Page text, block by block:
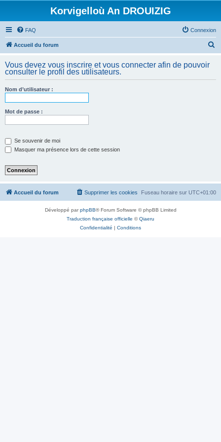
Korvigelloù An DROUIZIG
FAQ Connexion
Accueil du forum
h
Vous devez vous inscrire et vous connecter afin de pouvoir
consulter le profil des utilisateurs.
Nom d’utilisateur :
Mot de passe :
Se souvenir de moi
Masquer ma présence lors de cette session
Accueil du forum Fuseau horaire sur UTC+01:00
Supprimer les cookies
Développé parphpBB® Forum Software © phpBB Limited
Traduction française officielle ©Qiaeru
Confidentialité | Conditions